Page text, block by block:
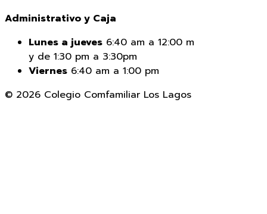
Administrativo y Caja
Lunes a jueves 6:40 am a 12:00 m
y de 1:30 pm a 3:30pm
Viernes 6:40 am a 1:00 pm
© 2026 Colegio Comfamiliar Los Lagos